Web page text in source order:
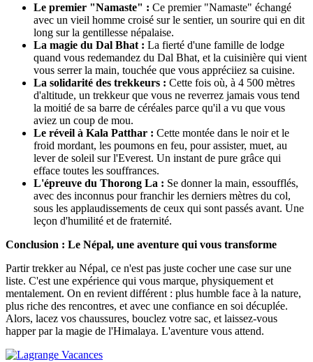
Le premier "Namaste" : Ce premier "Namaste" échangé
avec un vieil homme croisé sur le sentier, un sourire qui en dit
long sur la gentillesse népalaise.
La magie du Dal Bhat : La fierté d'une famille de lodge
quand vous redemandez du Dal Bhat, et la cuisinière qui vient
vous serrer la main, touchée que vous appréciiez sa cuisine.
La solidarité des trekkeurs : Cette fois où, à 4 500 mètres
d'altitude, un trekkeur que vous ne reverrez jamais vous tend
la moitié de sa barre de céréales parce qu'il a vu que vous
aviez un coup de mou.
Le réveil à Kala Patthar : Cette montée dans le noir et le
froid mordant, les poumons en feu, pour assister, muet, au
lever de soleil sur l'Everest. Un instant de pure grâce qui
efface toutes les souffrances.
L'épreuve du Thorong La : Se donner la main, essoufflés,
avec des inconnus pour franchir les derniers mètres du col,
sous les applaudissements de ceux qui sont passés avant. Une
leçon d'humilité et de fraternité.
Conclusion : Le Népal, une aventure qui vous transforme
Partir trekker au Népal, ce n'est pas juste cocher une case sur une
liste. C'est une expérience qui vous marque, physiquement et
mentalement. On en revient différent : plus humble face à la nature,
plus riche des rencontres, et avec une confiance en soi décuplée.
Alors, lacez vos chaussures, bouclez votre sac, et laissez-vous
happer par la magie de l'Himalaya. L'aventure vous attend.